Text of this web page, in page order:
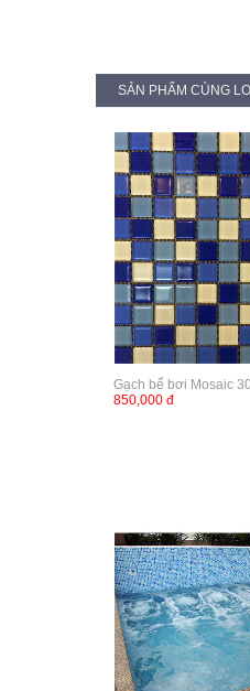
SẢN PHẨM CÙNG
Gạch bể bơi Mosaic
850,000 đ